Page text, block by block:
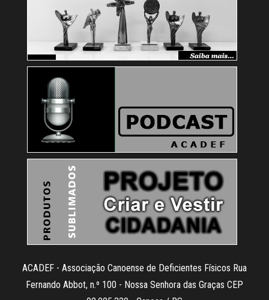
ACADEF - Associação Canoense de Deficientes Físicos Rua
Fernando Abbot, n.º 100 - Nossa Senhora das Graças CEP